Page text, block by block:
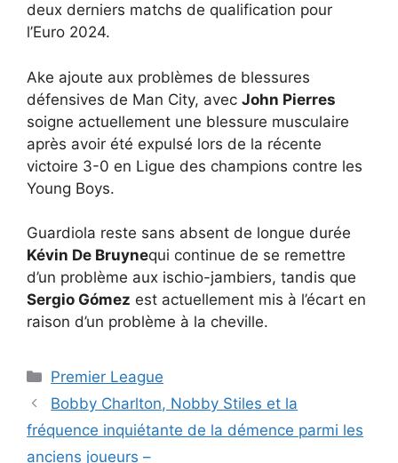
deux derniers matchs de qualification pour
l’Euro 2024.
Ake ajoute aux problèmes de blessures
défensives de Man City, avec John Pierres
soigne actuellement une blessure musculaire
après avoir été expulsé lors de la récente
victoire 3-0 en Ligue des champions contre les
Young Boys.
Guardiola reste sans absent de longue durée
Kévin De Bruynequi continue de se remettre
d’un problème aux ischio-jambiers, tandis que
Sergio Gómez est actuellement mis à l’écart en
raison d’un problème à la cheville.
Catégories
Premier League
Bobby Charlton, Nobby Stiles et la
fréquence inquiétante de la démence parmi les
anciens joueurs –